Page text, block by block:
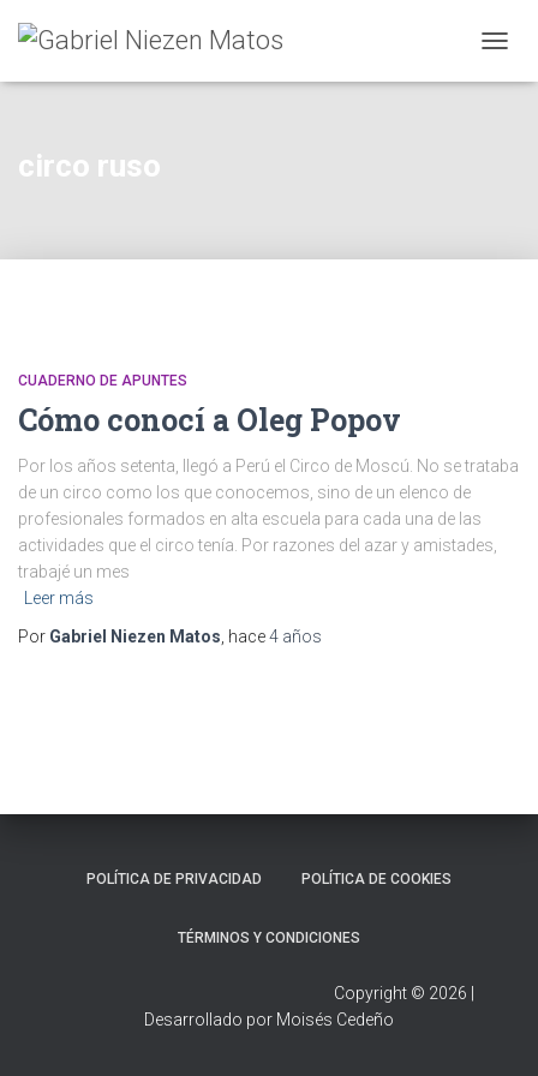
MODO
circo ruso
CUADERNO DE APUNTES
Cómo conocí a Oleg Popov
Por los años setenta, llegó a Perú el Circo de Moscú. No se trataba
de un circo como los que conocemos, sino de un elenco de
profesionales formados en alta escuela para cada una de las
actividades que el circo tenía. Por razones del azar y amistades,
trabajé un mes
Leer más
Por Gabriel Niezen Matos , hace4 años
POLÍTICA DE PRIVACIDAD POLÍTICA DE COOKIES
TÉRMINOS Y CONDICIONES